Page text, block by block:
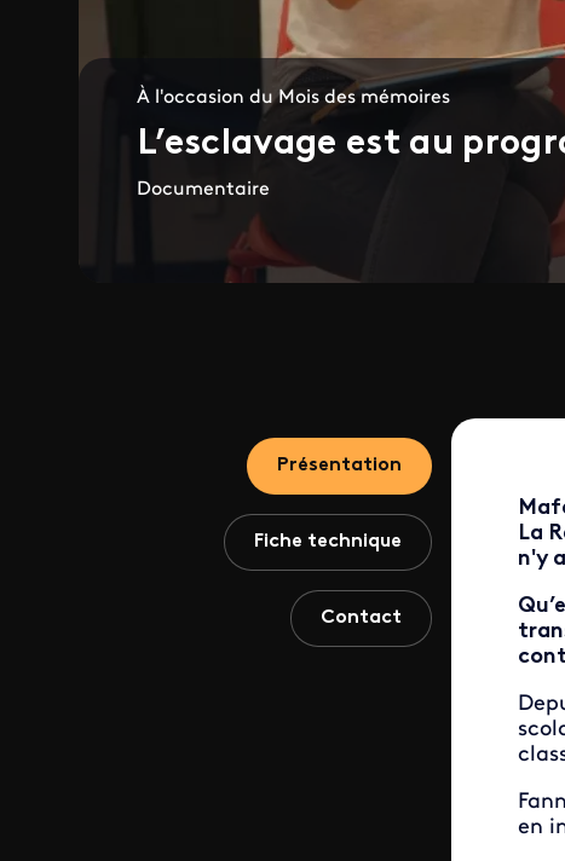
À l'occasion du Mois des mémoires
L’esclavage est au
Documentaire
Présentation
Fiche technique
Contact
La
n'y
en